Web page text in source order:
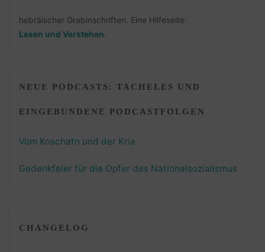
hebräischer Grabinschriften. Eine Hilfeseite:
Lesen und Verstehen.
NEUE PODCASTS: TACHELES UND
EINGEBUNDENE PODCASTFOLGEN
Vom Koschatn und der Kria
Gedenkfeier für die Opfer des Nationalsozialismus
CHANGELOG